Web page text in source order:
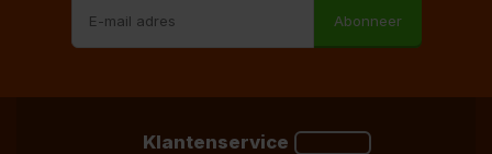
Abonneer
Klantenservice